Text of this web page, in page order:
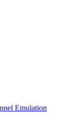
Emulation